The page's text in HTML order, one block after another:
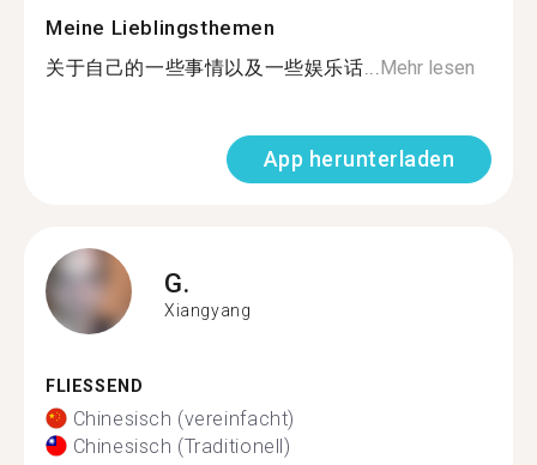
Meine Lieblingsthemen
关于自己的一些事情以及一些娱乐话...Mehr lesen
App herunterladen
G.
Xiangyang
FLIESSEND
Chinesisch (vereinfacht)
Chinesisch (Traditionell)